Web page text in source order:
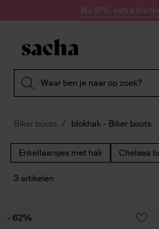
Doorgaan naar artikel
Nu 10% extra
Waar ben je naar op zoek?
Biker boots blokhak - Biker boots
Enkellaarsjes met hak Chelsea
3 artikelen
- 62%